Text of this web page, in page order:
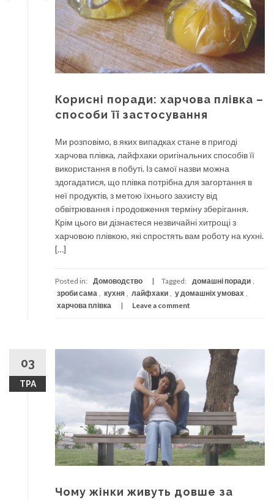
Корисні поради: харчова плівка –
способи її застосування
Ми розповімо, в яких випадках стане в пригоді
харчова плівка, лайфхаки оригінальних способів її
використання в побуті. Із самої назви можна
здогадатися, що плівка потрібна для загортання в
неї продуктів, з метою їхнього захисту від
обвітрювання і продовження терміну зберігання.
Крім цього ви дізнаєтеся незвичайні хитрощі з
харчовою плівкою, які спростять вам роботу на кухні.
[…]
Posted in: Домоводство Tagged: домашні поради
зроби сама
кухня лайфхаки у домашніх умовах
харчова плівка
Leave a comment
03
ТРА
Чому жінки живуть довше за